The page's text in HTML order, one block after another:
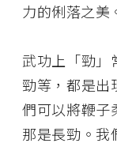
力的俐落之美
武功上「勁」
勁等，都是出
們可以將鞭子
那是長勁。我